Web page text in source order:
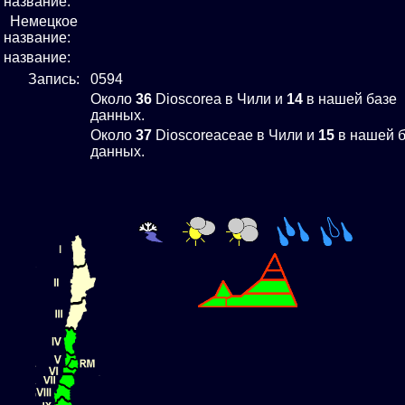
Немецкое
название:
название:
Запись:
0594
Около 36 Dioscorea в Чили и 14 в нашей базе
данных.
Около 37 Dioscoreaceae в Чили и 15 в нашей
данных.